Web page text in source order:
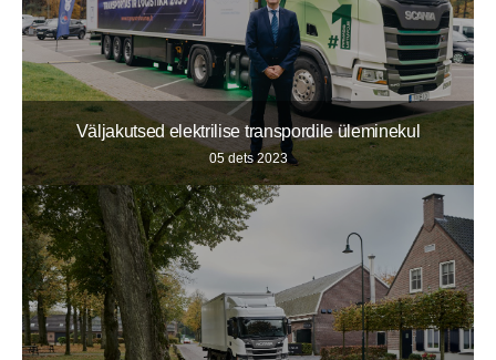
Väljakutsed elektrilise transpordile üleminekul
05 dets 2023